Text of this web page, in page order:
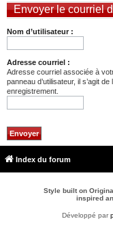
Envoyer le courriel
Nom d’utilisateur :
Adresse courriel :
Adresse courriel associée à
panneau d’utilisateur, il s’agit
enregistrement.
Index du forum
Style built on
inspired
Développé par